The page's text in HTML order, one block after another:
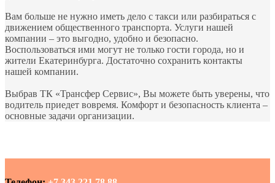
​Вам больше не нужно иметь дело с такси или разбираться с
движением общественного транспорта. Услуги нашей
компании – это выгодно, удобно и безопасно.
Воспользоваться ими могут не только гости города, но и
жители Екатеринбурга. Достаточно сохранить контакты
нашей компании.
Выбрав ТК «Трансфер Сервис», Вы можете быть уверены, что
водитель приедет вовремя. Комфорт и безопасность клиента –
основные задачи организации.